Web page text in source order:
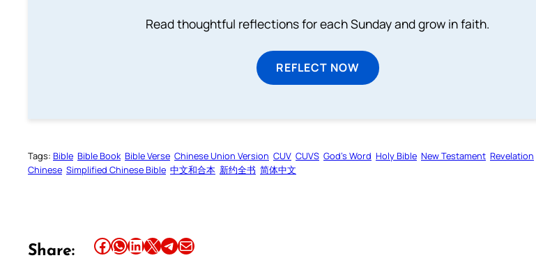
Read thoughtful reflections for each Sunday and grow in faith.
REFLECT NOW
Tags: Bible Bible Book Bible Verse Chinese Union Version CUV CUVS God’s Word Holy Bible New Testament Revelation
Chinese Simplified Chinese Bible 中文和合本 新约全书 简体中文
Share: Share this article on Facebook Share this article on WhatsApp Share this article on LinkedIn Share this article on X Share this article on TelegramEmail this Article